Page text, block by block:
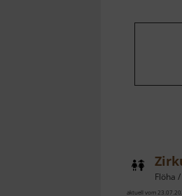
Flöha
aktuell vom